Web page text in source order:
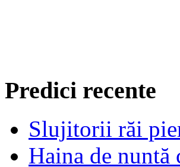
Predici recente
Slujitorii răi
Haina de nuntă